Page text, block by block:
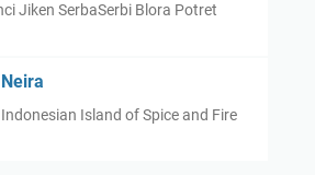
Jiken SerbaSerbi Blora Potret
Island of Spice and Fire